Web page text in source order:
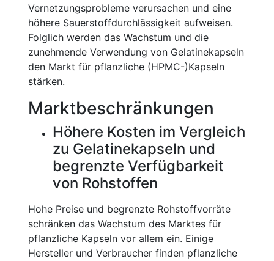
Vernetzungsprobleme verursachen und eine
höhere Sauerstoffdurchlässigkeit aufweisen.
Folglich werden das Wachstum und die
zunehmende Verwendung von Gelatinekapseln
den Markt für pflanzliche (HPMC-)Kapseln
stärken.
Marktbeschränkungen
Höhere Kosten im Vergleich
zu Gelatinekapseln und
begrenzte Verfügbarkeit
von Rohstoffen
Hohe Preise und begrenzte Rohstoffvorräte
schränken das Wachstum des Marktes für
pflanzliche Kapseln vor allem ein. Einige
Hersteller und Verbraucher finden pflanzliche